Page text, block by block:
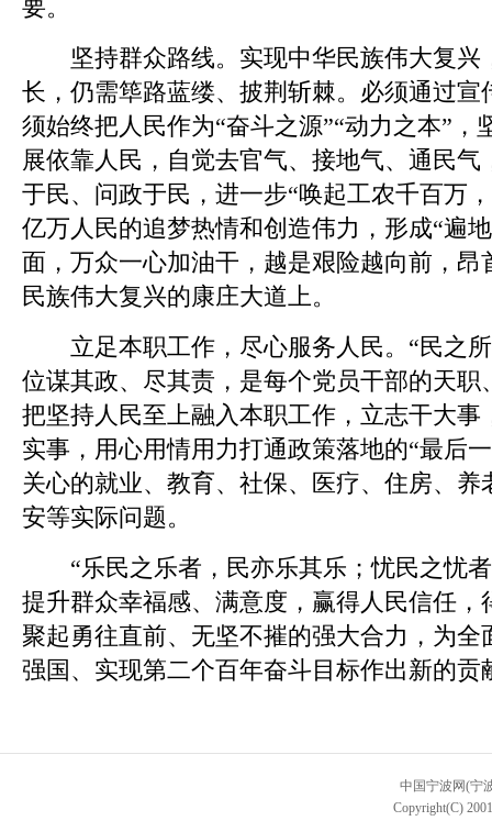
要。
坚持群众路线。实现中华民族伟大复兴
长，仍需筚路蓝缕、披荆斩棘。必须通过宣
须始终把人民作为“奋斗之源”“动力之本”，
展依靠人民，自觉去官气、接地气、通民
于民、问政于民，进一步“唤起工农千百万
亿万人民的追梦热情和创造伟力，形成“遍
面，万众一心加油干，越是艰险越向前，昂
民族伟大复兴的康庄大道上。
立足本职工作，尽心服务人民。“民之所
位谋其政、尽其责，是每个党员干部的天职
把坚持人民至上融入本职工作，立志干大事
实事，用心用情用力打通政策落地的“最后
关心的就业、教育、社保、医疗、住房、养
安等实际问题。
“乐民之乐者，民亦乐其乐；忧民之忧者
提升群众幸福感、满意度，赢得人民信任，
聚起勇往直前、无坚不摧的强大合力，为全
强国、实现第二个百年奋斗目标作出新的贡
中国宁波网(宁
Copyright(C)